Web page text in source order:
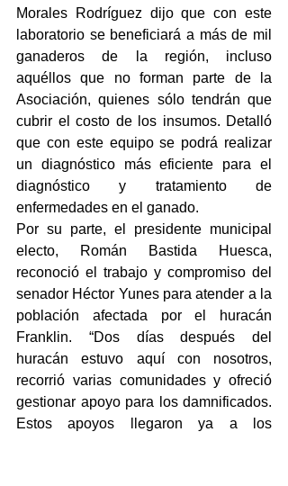
Morales Rodríguez dijo que con este
laboratorio se beneficiará a más de mil
ganaderos de la región, incluso
aquéllos que no forman parte de la
Asociación, quienes sólo tendrán que
cubrir el costo de los insumos. Detalló
que con este equipo se podrá realizar
un diagnóstico más eficiente para el
diagnóstico y tratamiento de
enfermedades en el ganado.
Por su parte, el presidente municipal
electo, Román Bastida Huesca,
reconoció el trabajo y compromiso del
senador Héctor Yunes para atender a la
población afectada por el huracán
Franklin. “Dos días después del
huracán estuvo aquí con nosotros,
recorrió varias comunidades y ofreció
gestionar apoyo para los damnificados.
Estos apoyos llegaron ya a los